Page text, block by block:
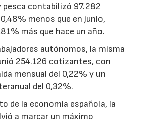
pesca contabilizó 97.282
menos que en junio,
más que hace un año.
autónomos, la misma
254.126 cotizantes, con
mensual del 0,22% y un
del 0,32%.
de la economía española, la
a marcar un máximo